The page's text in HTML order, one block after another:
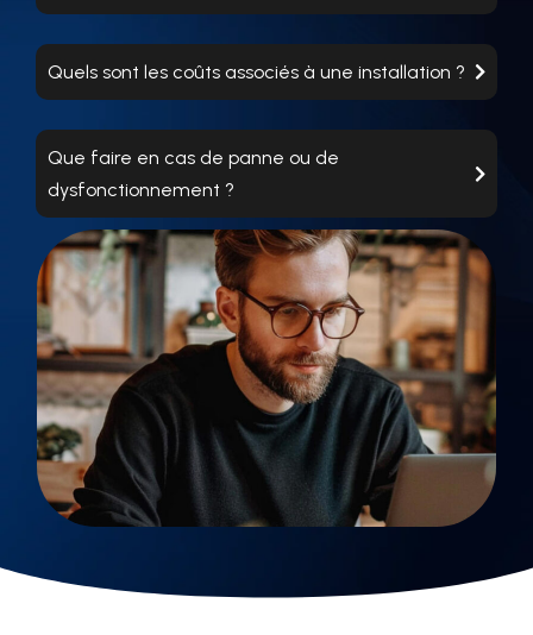
Quels sont les coûts associés à une installation ?
Que faire en cas de panne ou de
dysfonctionnement ?